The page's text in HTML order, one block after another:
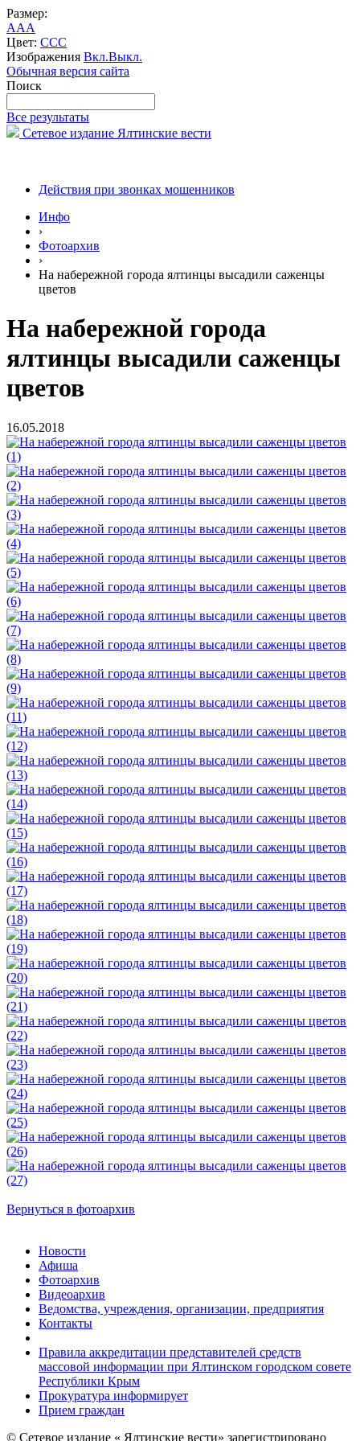
Размер:
AAA
Цвет: CCC
Изображения Вкл.Выкл.
Обычная версия сайта
Поиск
Все результаты
Сетевое издание Ялтинские вести
Действия при звонках мошенников
Инфо
›
Фотоархив
›
На набережной города ялтинцы высадили саженцы
цветов
На набережной города
ялтинцы высадили саженцы
цветов
16.05.2018
Вернуться в фотоархив
Новости
Афиша
Фотоархив
Видеоархив
Ведомства, учреждения, организации, предприятия
Контакты
Правила аккредитации представителей средств
массовой информации при Ялтинском городском совете
Республики Крым
Прокуратура информирует
Прием граждан
© Сетевое издание « Ялтинские вести» зарегистрировано